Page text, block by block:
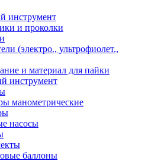
инструмент
и проколки
(электро., ультрофиолет.,
и материал для пайки
инструмент
манометрические
насосы
баллоны